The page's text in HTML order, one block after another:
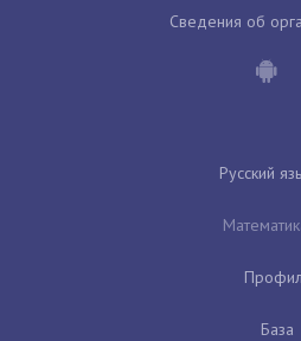
Сведения об
Русский
База